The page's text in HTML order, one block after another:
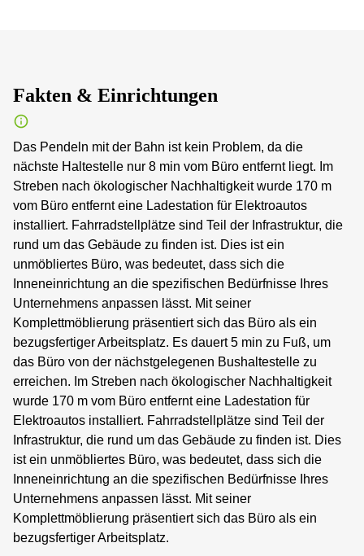
Fakten & Einrichtungen
Das Pendeln mit der Bahn ist kein Problem, da die
nächste Haltestelle nur 8 min vom Büro entfernt liegt. Im
Streben nach ökologischer Nachhaltigkeit wurde 170 m
vom Büro entfernt eine Ladestation für Elektroautos
installiert. Fahrradstellplätze sind Teil der Infrastruktur, die
rund um das Gebäude zu finden ist. Dies ist ein
unmöbliertes Büro, was bedeutet, dass sich die
Inneneinrichtung an die spezifischen Bedürfnisse Ihres
Unternehmens anpassen lässt. Mit seiner
Komplettmöblierung präsentiert sich das Büro als ein
bezugsfertiger Arbeitsplatz. Es dauert 5 min zu Fuß, um
das Büro von der nächstgelegenen Bushaltestelle zu
erreichen. Im Streben nach ökologischer Nachhaltigkeit
wurde 170 m vom Büro entfernt eine Ladestation für
Elektroautos installiert. Fahrradstellplätze sind Teil der
Infrastruktur, die rund um das Gebäude zu finden ist. Dies
ist ein unmöbliertes Büro, was bedeutet, dass sich die
Inneneinrichtung an die spezifischen Bedürfnisse Ihres
Unternehmens anpassen lässt. Mit seiner
Komplettmöblierung präsentiert sich das Büro als ein
bezugsfertiger Arbeitsplatz.